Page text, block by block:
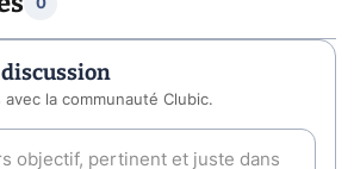
0
avec la communauté Clubic.